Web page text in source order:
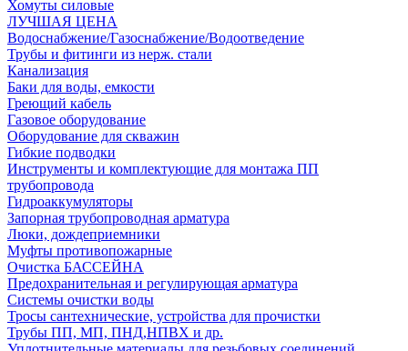
Хомуты силовые
ЛУЧШАЯ ЦЕНА
Водоснабжение/Газоснабжение/Водоотведение
Трубы и фитинги из нерж. стали
Канализация
Баки для воды, емкости
Греющий кабель
Газовое оборудование
Оборудование для скважин
Гибкие подводки
Инструменты и комплектующие для монтажа ПП
трубопровода
Гидроаккумуляторы
Запорная трубопроводная арматура
Люки, дождеприемники
Муфты противопожарные
Очистка БАССЕЙНА
Предохранительная и регулирующая арматура
Системы очистки воды
Тросы сантехнические, устройства для прочистки
Трубы ПП, МП, ПНД,НПВХ и др.